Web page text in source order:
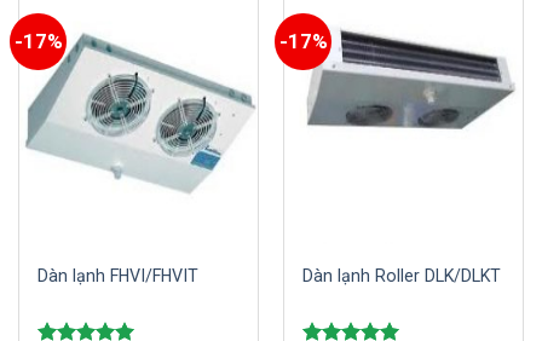
-17%
Dàn lạnh FHVI/FHVIT
-17%
Dàn lạnh Roller DLK/DLKT